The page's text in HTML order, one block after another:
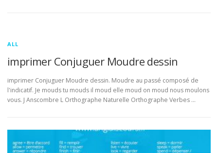
ALL
imprimer Conjuguer Moudre dessin
imprimer Conjuguer Moudre dessin. Moudre au passé composé de
l'indicatif. Je mouds tu mouds il moud elle moud on moud nous moulons
vous. J Anscombre L Orthographe Naturelle Orthographe Verbes …